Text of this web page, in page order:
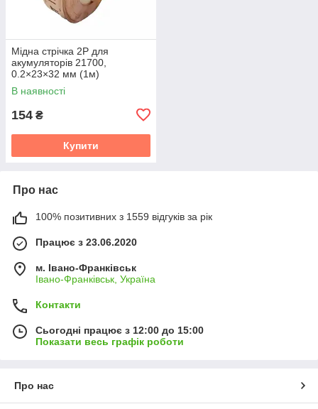
Мідна стрічка 2P для
акумуляторів 21700,
0.2×23×32 мм (1м)
В наявності
154 ₴
Купити
Про нас
100% позитивних з 1559 відгуків за рік
Працює з 23.06.2020
м. Івано-Франківськ
Івано-Франківськ, Україна
Контакти
Сьогодні працює з 12:00 до 15:00
Показати весь графік роботи
Про нас